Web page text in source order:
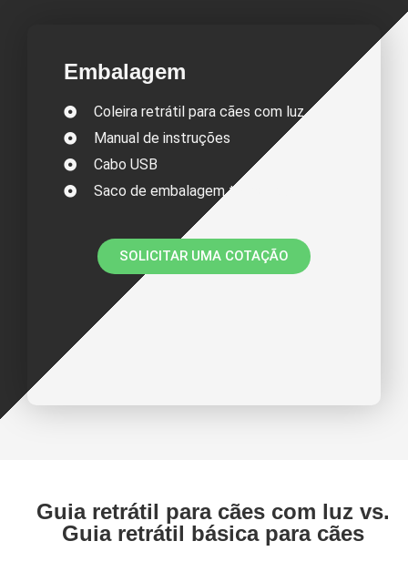
Embalagem
Coleira retrátil para cães com luz
Manual de instruções
Cabo USB
Saco de embalagem translúcido
SOLICITAR UMA COTAÇÃO
Guia retrátil para cães com luz vs.
Guia retrátil básica para cães